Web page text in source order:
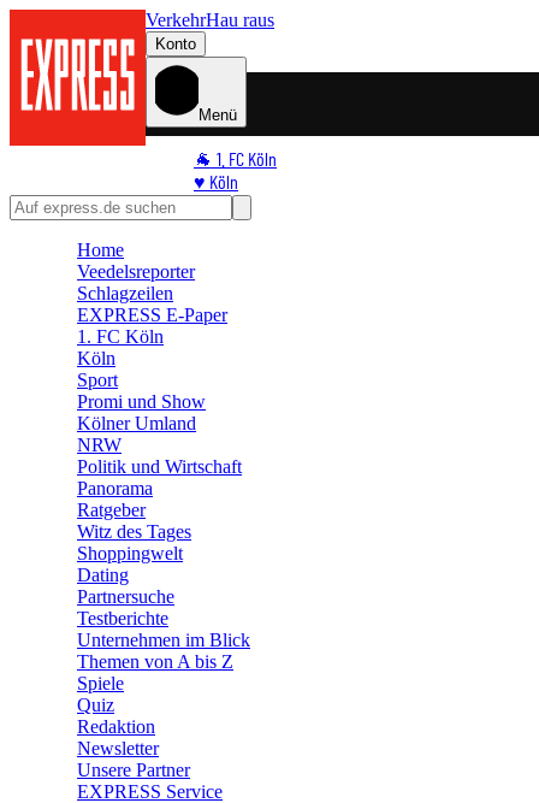
VerkehrHau raus
Konto
Menü
🐐 1. FC Köln
♥️ Köln
⭐ Promi
🛒 Shoppingwelt
Home
Veedelsreporter
Schlagzeilen
EXPRESS E-Paper
1. FC Köln
Köln
Sport
Promi und Show
Kölner Umland
NRW
Politik und Wirtschaft
Panorama
Ratgeber
Witz des Tages
Shoppingwelt
Dating
Partnersuche
Testberichte
Unternehmen im Blick
Themen von A bis Z
Spiele
Quiz
Redaktion
Newsletter
Unsere Partner
EXPRESS Service